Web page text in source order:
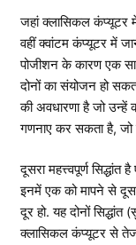
जहां क्लासिकल कंप्यूटर
वहीं क्वांटम कंप्यूटर में
पोजीशन के कारण एक
दोनों का संयोजन हो
की अवधारणा है जो उन्हें
गणनाए कर सकता है, जो
दूसरा महत्त्वपूर्ण
इनमें एक को मापने से
दूर हो. यह दोनों
क्लासिकल कंप्यूटर से